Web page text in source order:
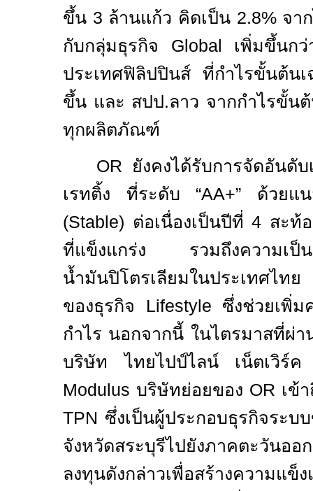
ขึ้น 3 ล้านแก้ว คิดเป็น 2.8% จา
กับกลุ่มธุรกิจ Global เพิ่มขึ้นก
ประเทศฟิลิปปินส์ ที่กำไรขั้นต้นเ
ขึ้น และ สปป.ลาว จากกำไรขั้น
ทุกผลิตภัณฑ์
OR ยังคงได้รับการจัดอันดั
เรทติ้ง ที่ระดับ “AA+” ด้วยแ
(Stable) ต่อเนื่องเป็นปีที่4 สะท้
ที่แข็งแกร่ง รวมถึงความเป็น
น้ำมันปิโตรเลียมในประเทศไ
ของธุรกิจ Lifestyle ซึ่งช่วยเพิ่ม
กำไร นอกจากนี้ ในไตรมาสที่ผ่
บริษัท ไทยไปป์ไลน์ เน็ตเวิ
Modulus บริษัทย่อยของ OR เข้
TPN ซึ่งเป็นผู้ประกอบธุรกิจระบ
จังหวัดสระบุรีไปยังภาคตะวันอ
ลงทุนดังกล่าวเพื่อสร้างความแข็